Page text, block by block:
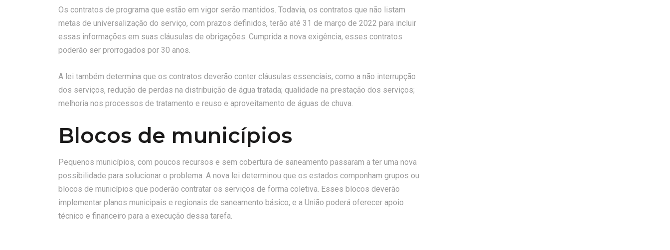
Os contratos de programa que estão em vigor serão mantidos. Todavia, os contratos que não listam
metas de universalização do serviço, com prazos definidos, terão até 31 de março de 2022 para incluir
essas informações em suas cláusulas de obrigações. Cumprida a nova exigência, esses contratos
poderão ser prorrogados por 30 anos.
A lei também determina que os contratos deverão conter cláusulas essenciais, como a não interrupção
dos serviços, redução de perdas na distribuição de água tratada; qualidade na prestação dos serviços;
melhoria nos processos de tratamento e reuso e aproveitamento de águas de chuva.
Blocos de municípios
Pequenos municípios, com poucos recursos e sem cobertura de saneamento passaram a ter uma nova
possibilidade para solucionar o problema. A nova lei determinou que os estados componham grupos ou
blocos de municípios que poderão contratar os serviços de forma coletiva. Esses blocos deverão
implementar planos municipais e regionais de saneamento básico; e a União poderá oferecer apoio
técnico e financeiro para a execução dessa tarefa.